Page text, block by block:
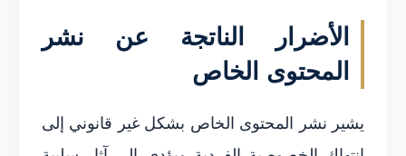
الأضرار الناتجة عن نشر
المحتوى الخاص
يشير نشر المحتوى الخاص بشكل غير قانوني إلى